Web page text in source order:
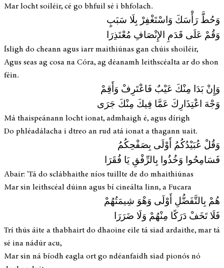
Mar locht soiléir, cé go bhfuil sé i bhfolach.
وَحُطَّ رَأْسَكَ وَاسْتَغْفِرْ بِلَا سَبَبٍ
وَقُمْ عَلَى قَدَمِ الإِنْصَافِ مُعْتَذِرَا
Ísligh do cheann agus iarr maithiúnas gan chúis shoiléir,
Agus seas ag cosa na Córa, ag déanamh leithscéalta ar do shon
féin.
وَإِنْ بَدَا مِنْكَ عَيْبٌ فَاعْتَرِفْ وَأَقِمْ
وَجْهَ اعْتِذَارِكَ عَمَّا فِيكَ مِنْكَ جَرَى
Má thaispeánann locht ionat, admhaigh é, agus dírigh
Do phléadálacha i dtreo an rud atá ionat a thagann uait.
وَقُلْ عُبَيْدُكُمُ أَوْلَى بِصَفْحِكُمُ
فَسَامِحُوا وَخُذُوا بِالرِّفْقِ يَا فُقَرَا
Abair: 'Tá do sclábhaithe níos tuillte de do mhaithiúnas
Mar sin leithscéal dúinn agus bí cineálta linn, a Fucara
هُمْ بِالتَّفَضُّلِ أَوْلَى وَهْوَ شِيمَتُهُمْ
فَلَا تَخَفْ دَرَكًا مِنْهُمْ وَلَا ضَرَرَا
Trí thús áite a thabhairt do dhaoine eile tá siad ardaithe, mar tá
sé ina nádúr acu,
Mar sin ná bíodh eagla ort go ndéanfaidh siad pionós nó